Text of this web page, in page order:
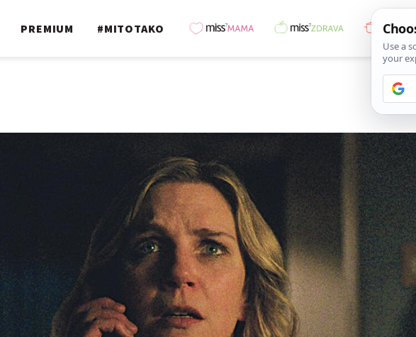
PREMIUM #MITOTAKO